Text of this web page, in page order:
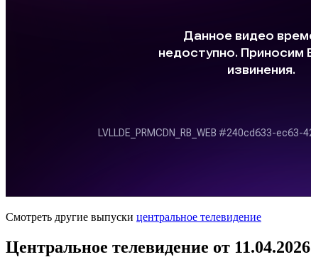
Смотреть другие выпуски центральное телевидение
Центральное телевидение от 11.04.2026